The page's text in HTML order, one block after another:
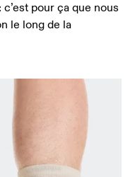
pour ça que nous
le long de la